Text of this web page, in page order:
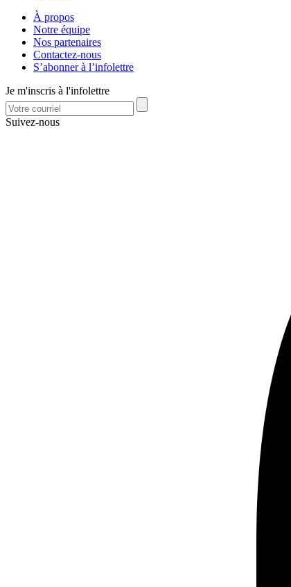
À propos
Notre équipe
Nos partenaires
Contactez-nous
S’abonner à l’infolettre
Je m'inscris à l'infolettre
Suivez-nous